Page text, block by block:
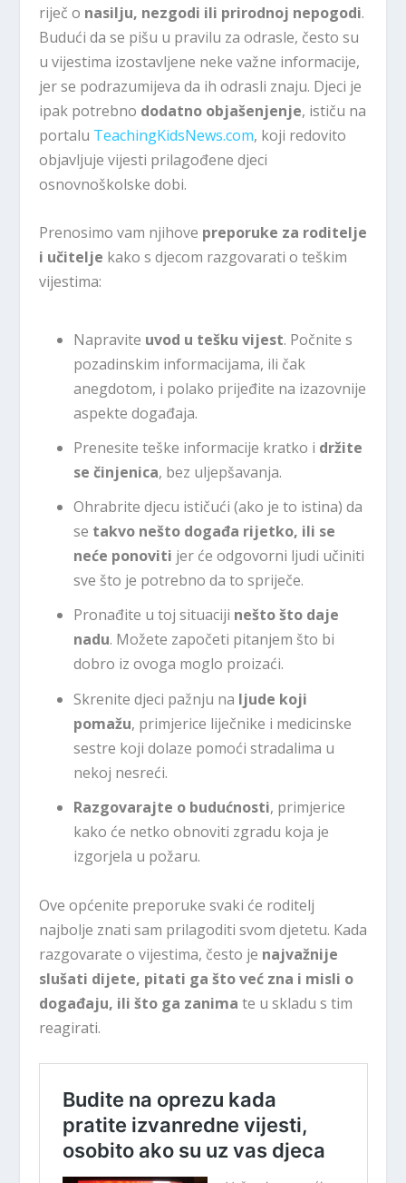
riječ o nasilju, nezgodi ili prirodnoj nepogodi.
Budući da se pišu u pravilu za odrasle, često su
u vijestima izostavljene neke važne informacije,
jer se podrazumijeva da ih odrasli znaju. Djeci je
ipak potrebno dodatno objašenjenje, ističu na
portalu TeachingKidsNews.com, koji redovito
objavljuje vijesti prilagođene djeci
osnovnoškolske dobi.
Prenosimo vam njihove preporuke za roditelje
i učitelje kako s djecom razgovarati o teškim
vijestima:
Napravite uvod u tešku vijest. Počnite s
pozadinskim informacijama, ili čak
anegdotom, i polako prijeđite na izazovnije
aspekte događaja.
Prenesite teške informacije kratko i držite
se činjenica, bez uljepšavanja.
Ohrabrite djecu ističući (ako je to istina) da
se takvo nešto događa rijetko, ili se
neće ponoviti jer će odgovorni ljudi učiniti
sve što je potrebno da to spriječe.
Pronađite u toj situaciji nešto što daje
nadu. Možete započeti pitanjem što bi
dobro iz ovoga moglo proizaći.
Skrenite djeci pažnju na ljude koji
pomažu, primjerice liječnike i medicinske
sestre koji dolaze pomoći stradalima u
nekoj nesreći.
Razgovarajte o budućnosti, primjerice
kako će netko obnoviti zgradu koja je
izgorjela u požaru.
Ove općenite preporuke svaki će roditelj
najbolje znati sam prilagoditi svom djetetu. Kada
razgovarate o vijestima, često je najvažnije
slušati dijete, pitati ga što već zna i misli o
događaju, ili što ga zanima te u skladu s tim
reagirati.